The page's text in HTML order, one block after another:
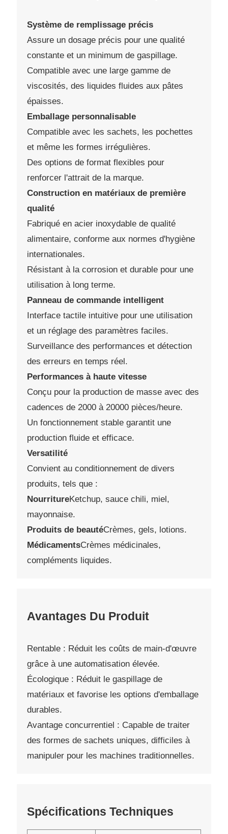
Système de remplissage précis
Assure un dosage précis pour une qualité
constante et un minimum de gaspillage.
Compatible avec une large gamme de
viscosités, des liquides fluides aux pâtes
épaisses.
Emballage personnalisable
Compatible avec les sachets, les pochettes
et même les formes irrégulières.
Des options de format flexibles pour
renforcer l'attrait de la marque.
Construction en matériaux de première
qualité
Fabriqué en acier inoxydable de qualité
alimentaire, conforme aux normes d'hygiène
internationales.
Résistant à la corrosion et durable pour une
utilisation à long terme.
Panneau de commande intelligent
Interface tactile intuitive pour une utilisation
et un réglage des paramètres faciles.
Surveillance des performances et détection
des erreurs en temps réel.
Performances à haute vitesse
Conçu pour la production de masse avec des
cadences de 2000 à 20000 pièces/heure.
Un fonctionnement stable garantit une
production fluide et efficace.
Versatilité
Convient au conditionnement de divers
produits, tels que :
NourritureKetchup, sauce chili, miel,
mayonnaise.
Produits de beautéCrèmes, gels, lotions.
MédicamentsCrèmes médicinales,
compléments liquides.
Avantages Du Produit
Rentable : Réduit les coûts de main-d'œuvre
grâce à une automatisation élevée.
Écologique : Réduit le gaspillage de
matériaux et favorise les options d'emballage
durables.
Avantage concurrentiel : Capable de traiter
des formes de sachets uniques, difficiles à
manipuler pour les machines traditionnelles.
Spécifications Techniques